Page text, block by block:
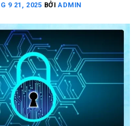
9 21, 2025 BỞIADMIN